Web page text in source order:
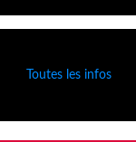
Toutes les infos